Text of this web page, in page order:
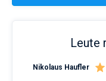
Leute
Nikolaus Haufler